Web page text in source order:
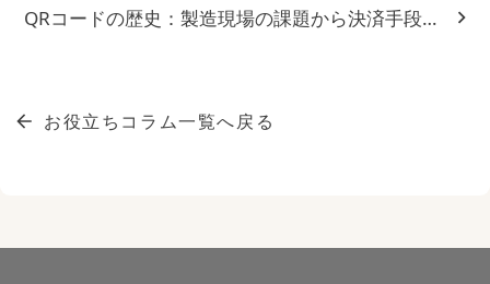
QRコードの歴史：製造現場の課題から決済手段への進
お役立ちコラム一覧へ戻る